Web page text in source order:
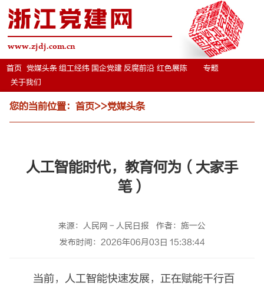
浙江党建网
www.zjdj.com.cn
首页 党媒头条 组工经纬 国企党建 反腐前沿 红色展陈
专题
关于我们
您的当前位置： 首页>>党媒头条
人工智能时代，教育何为（大家手
笔）
来源：人民网－人民日报
作者：施一公
发布时间：2026年06月03日 15:38:44
当前，人工智能快速发展，正在赋能千行百